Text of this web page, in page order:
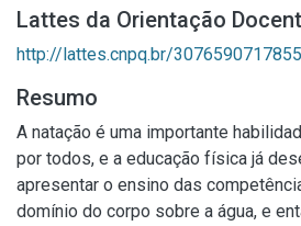
Lattes da Orientação
http://lattes.cnpq.br/
Resumo
A natação é uma importante
por todos, e a educação física já
apresentar o ensino das
domínio do corpo sobre a água, e